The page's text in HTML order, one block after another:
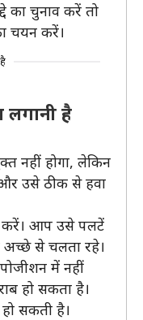
का चुनाव करें तो
चयन करें।
लगानी है
नहीं होगा, लेकिन
उसे ठीक से हवा
करें। आप उसे पलटें
से चलता रहे।
में नहीं
हो सकता है।
सकती है।